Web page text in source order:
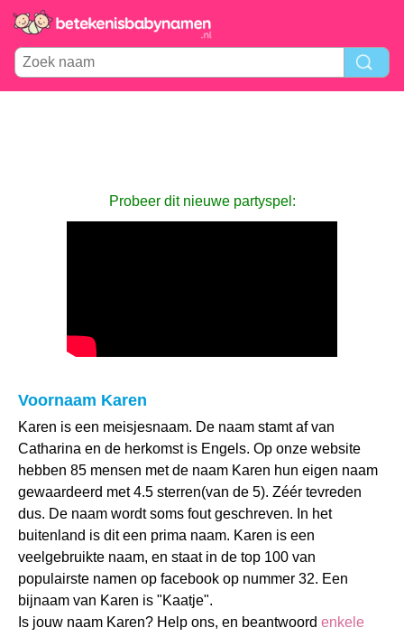
Probeer dit nieuwe partyspel:
Voornaam Karen
Karen is een meisjesnaam. De naam stamt af van
Catharina en de herkomst is Engels. Op onze website
hebben 85 mensen met de naam Karen hun eigen naam
gewaardeerd met 4.5 sterren(van de 5). Zéér tevreden
dus. De naam wordt soms fout geschreven. In het
buitenland is dit een prima naam. Karen is een
veelgebruikte naam, en staat in de top 100 van
populairste namen op facebook op nummer 32. Een
bijnaam van Karen is "Kaatje".
Is jouw naam Karen? Help ons, en beantwoord enkele